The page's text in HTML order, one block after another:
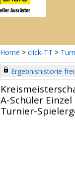
Home > click-TT >
Ergebnishistorie
A-Schüler Einzel
Turnier-